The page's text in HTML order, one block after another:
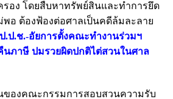
รอง โดยสืบหาทรัพย์สินและทำการยึด
อ ต้องฟ้องต่อศาลเป็นคดีล้มละลาย
ป.ป.ช.-อัยการตั้งคณะทำงานร่วมฯ
นภาษี ปมรวยผิดปกติไต่สวนในศาล
ของคณะกรรมการสอบสวนความรับ